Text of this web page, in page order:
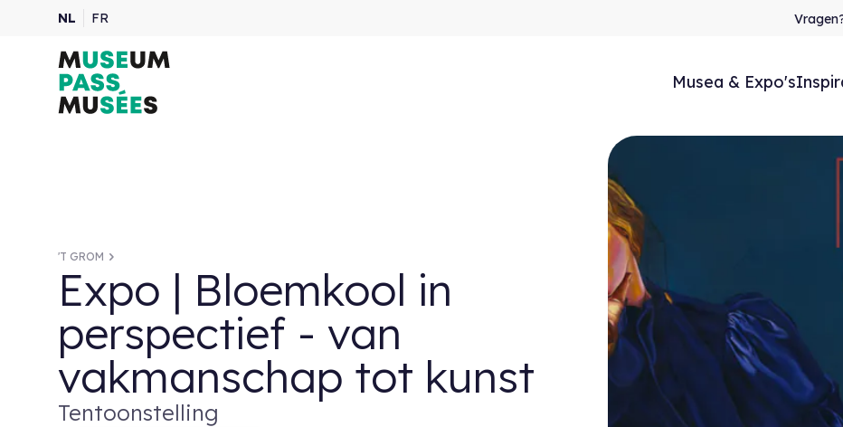
NL FR
Musea & Expo's
'T GROM
Expo | Bloemkool in
perspectief - van
vakmanschap tot kunst
Tentoonstelling